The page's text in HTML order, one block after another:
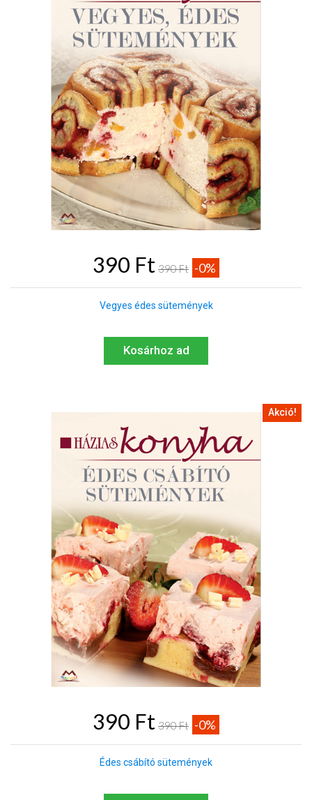
390 Ft 390 Ft -0%
Vegyes édes sütemények
Kosárhoz ad
Akció!
390 Ft 390 Ft -0%
Édes csábító sütemények